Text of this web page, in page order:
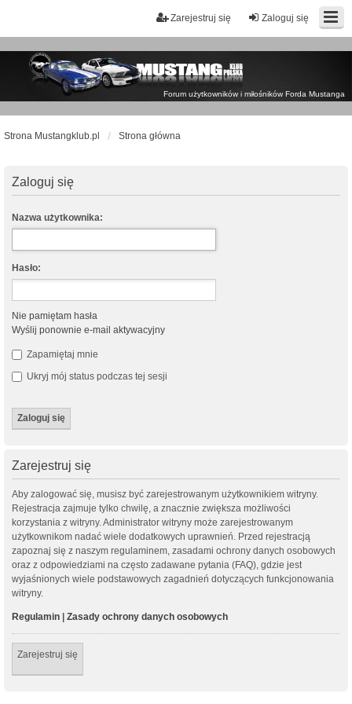
Zaloguj się
Zarejestruj się
Forum użytkowników i miłośników Forda Mustanga
Strona Mustangklub.pl Strona główna
Zaloguj się
Nazwa użytkownika:
Hasło:
Nie pamiętam hasła
Wyślij ponownie e-mail aktywacyjny
Zapamiętaj mnie
Ukryj mój status podczas tej sesji
Zarejestruj się
Aby zalogować się, musisz być zarejestrowanym użytkownikiem witryny.
Rejestracja zajmuje tylko chwilę, a znacznie zwiększa możliwości
korzystania z witryny. Administrator witryny może zarejestrowanym
użytkownikom nadać wiele dodatkowych uprawnień. Przed rejestracją
zapoznaj się z naszym regulaminem, zasadami ochrony danych osobowych
oraz z odpowiedziami na często zadawane pytania (FAQ), gdzie jest
wyjaśnionych wiele podstawowych zagadnień dotyczących funkcjonowania
witryny.
Regulamin | Zasady ochrony danych osobowych
Zarejestruj się